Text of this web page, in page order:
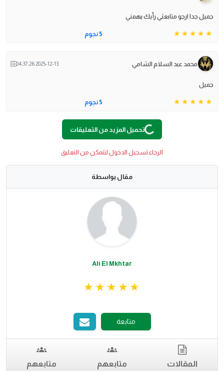
جميل جدا ارجو متابعتي رأيك يهمني
5 نجوم
محمد عبد السلام الشامي 2025-12-13 04:37:26
جميل
5 نجوم
Loading...
تحميل المزيد من التعليقات
الرجاء تسجيل الدخول لتتمكن من التعليق
مقال بواسطة
Ali El Mkhtar
متابعة
المقالات متابعهم متابعهم